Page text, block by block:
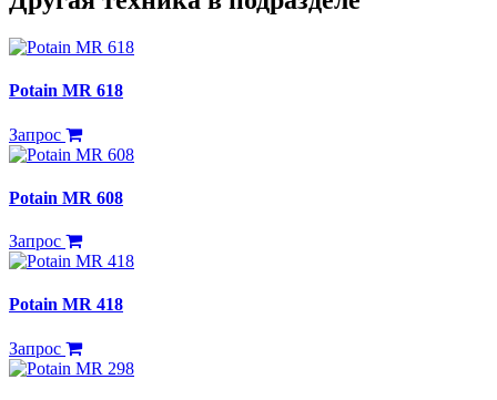
Potain MR 618
Запрос
Potain MR 608
Запрос
Potain MR 418
Запрос